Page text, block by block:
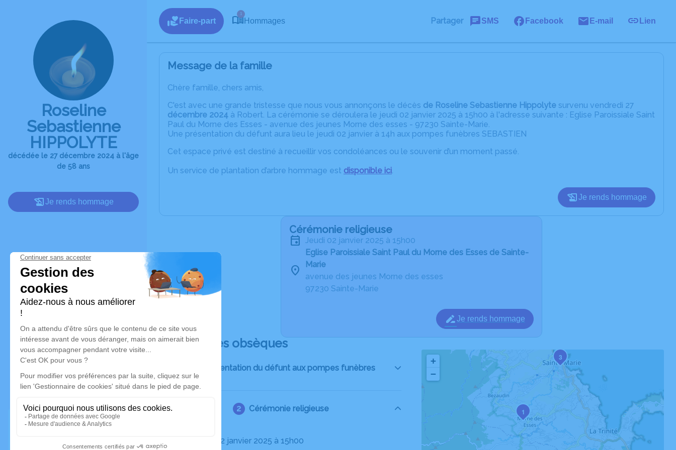
Roseline
Sebastienne
HIPPOLYTE
décédée le 27 décembre 2024 à l'âge
de 58 ans
Je rends hommage
Faire-part
1
Hommages Partager SMS Facebook E-mail Lien
Message de la famille
Chère famille, chers amis,
C'est avec une grande tristesse que nous vous annonçons le décès de Roseline Sebastienne Hippolyte survenu vendredi 27
décembre 2024 à Robert. La cérémonie se déroulera le jeudi 02 janvier 2025 à 15h00 à l'adresse suivante : Eglise Paroissiale Saint
Paul du Morne des Esses - avenue des jeunes Morne des esses - 97230 Sainte-Marie.
Une présentation du défunt aura lieu le jeudi 02 janvier à 14h aux pompes funèbres SEBASTIEN
Cet espace privé est destiné à recueillir vos condoléances ou le souvenir d’un moment passé.
Un service de plantation d’arbre hommage est disponible ici.
Je rends hommage
Cérémonie religieuse
jeudi 02 janvier 2025 à 15h00
Eglise Paroissiale Saint Paul du Morne des Esses de Sainte-
Marie
avenue des jeunes Morne des esses
97230 Sainte-Marie
Je rends hommage
Déroulé des obsèques
Présentation du défunt aux pompes funèbres
Cérémonie religieuse
Le jeudi 02 janvier 2025 à 15h00
1
3
+
−